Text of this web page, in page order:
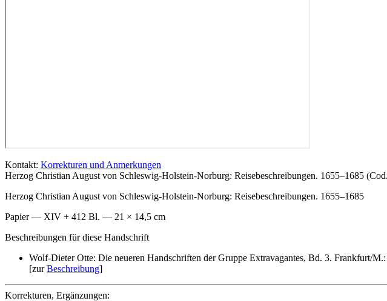
Kontakt: Korrekturen und Anmerkungen
Herzog Christian August von Schleswig-Holstein-Norburg: Reisebeschreibungen. 1655–1685
Herzog Christian August von Schleswig-Holstein-Norburg: Reisebeschreibungen. 1655–1685
Papier — XIV + 412 Bl. — 21 × 14,5 cm
Beschreibungen für diese Handschrift
Wolf-Dieter Otte: Die neueren Handschriften der Gruppe Extravagantes, Bd. 3. Frankfurt/
[zurBeschreibung]
Korrekturen, Ergänzungen: